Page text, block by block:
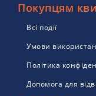
Покупцям
Всі події
Умови
Політика
Допомога для